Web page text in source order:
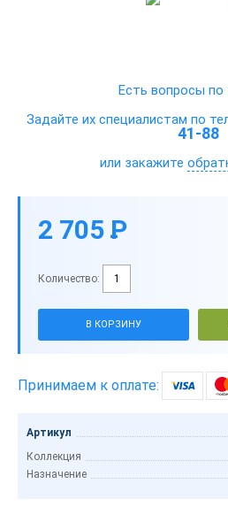
Есть вопросы по
Задайте их специалистам по
41-88
или закажите
2 705 P
-
Количество:
В КОРЗИНУ
Принимаем к оплате:
Артикул
Коллекция
Назначение